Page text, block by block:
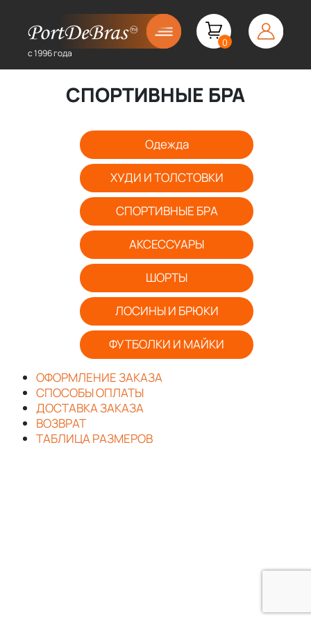
с 1996 года
0
СПОРТИВНЫЕ БРА
Одежда
ХУДИ И ТОЛСТОВКИ
СПОРТИВНЫЕ БРА
АКСЕССУАРЫ
ШОРТЫ
ЛОСИНЫ И БРЮКИ
ФУТБОЛКИ И МАЙКИ
ОФОРМЛЕНИЕ ЗАКАЗА
СПОСОБЫ ОПЛАТЫ
ДОСТАВКА ЗАКАЗА
ВОЗВРАТ
ТАБЛИЦА РАЗМЕРОВ